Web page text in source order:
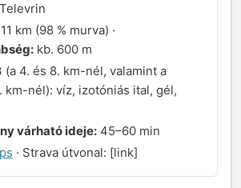
km (98 % murva) ·
kb. 600 m
(a 4. és 8. km-nél, valamint a
km-nél): víz, izotóniás ital, gél,
várható ideje: 45–60 min
· Strava útvonal: [link]